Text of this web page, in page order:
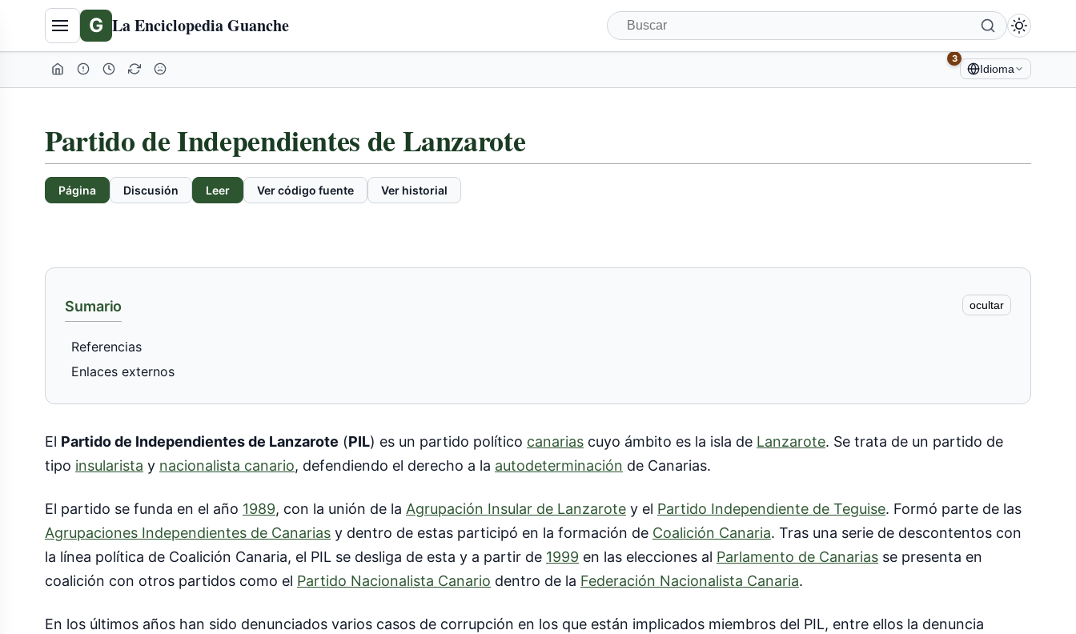
G La Enciclopedia Guanche
3
Idioma
Partido de Independientes de Lanzarote
Página Discusión Leer Ver código fuente Ver historial
Sumario ocultar
Referencias
Enlaces externos
El Partido de Independientes de Lanzarote (PIL) es un partido político canarias cuyo ámbito es la isla de Lanzarote. Se trata de un partido de
tipo insularista y nacionalista canario, defendiendo el derecho a la autodeterminación de Canarias.
El partido se funda en el año 1989, con la unión de la Agrupación Insular de Lanzarote y el Partido Independiente de Teguise. Formó parte de las
Agrupaciones Independientes de Canarias y dentro de estas participó en la formación de Coalición Canaria. Tras una serie de descontentos con
la línea política de Coalición Canaria, el PIL se desliga de esta y a partir de 1999 en las elecciones al Parlamento de Canarias se presenta en
coalición con otros partidos como el Partido Nacionalista Canario dentro de la Federación Nacionalista Canaria.
En los últimos años han sido denunciados varios casos de corrupción en los que están implicados miembros del PIL, entre ellos la denuncia
contenidos
expandida